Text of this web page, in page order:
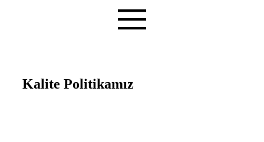
Kalite Politikamız